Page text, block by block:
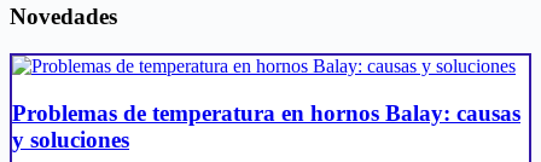
resultados
Novedades
Problemas de temperatura en hornos Balay: causas
y soluciones